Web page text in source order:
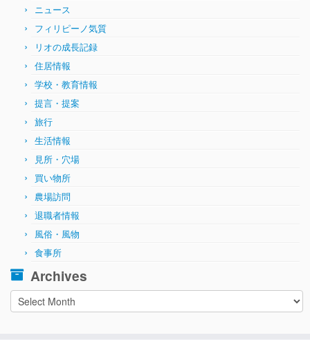
ニュース
フィリピーノ気質
リオの成長記録
住居情報
学校・教育情報
提言・提案
旅行
生活情報
見所・穴場
買い物所
農場訪問
退職者情報
風俗・風物
食事所
Archives
Archives